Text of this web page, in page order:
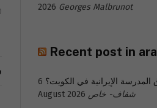
2026 Georges Malbrunot
Recent post in
المدرسة الإيرانية في الكويت؟ 6
August 2026 شفاف- خاص